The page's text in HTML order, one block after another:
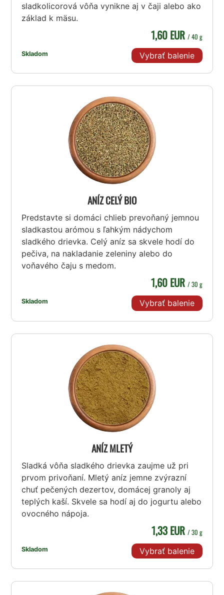
sladkolicorová vôňa vynikne aj v čaji alebo ako
základ k mäsu.
Skladom
1,60 EUR / 40 g
Vybrať balenie
ANÍZ CELÝ BIO
Predstavte si domáci chlieb prevoňaný jemnou
sladkastou arómou s ľahkým nádychom
sladkého drievka. Celý aníz sa skvele hodí do
pečiva, na nakladanie zeleniny alebo do
voňavého čaju s medom.
Skladom
1,60 EUR / 30 g
Vybrať balenie
ANÍZ MLETÝ
Sladká vôňa sladkého drievka zaujme už pri
prvom privoňaní. Mletý aníz jemne zvýrazní
chuť pečených dezertov, domácej granoly aj
teplých kaší. Skvele sa hodí aj do jogurtu alebo
ovocného nápoja.
Skladom
1,33 EUR / 30 g
Vybrať balenie